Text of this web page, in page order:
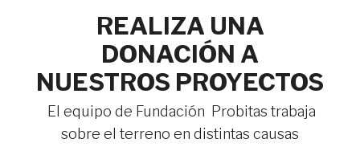
REALIZA UNA
DONACIÓN A
NUESTROS PROYECTOS
El equipo de Fundación Probitas trabaja
sobre el terreno en distintas causas